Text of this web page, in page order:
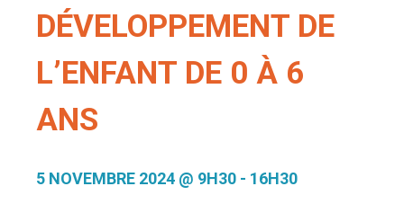
DÉVELOPPEMENT DE
L’ENFANT DE 0 À 6
ANS
5 NOVEMBRE 2024 @ 9H30 - 16H30